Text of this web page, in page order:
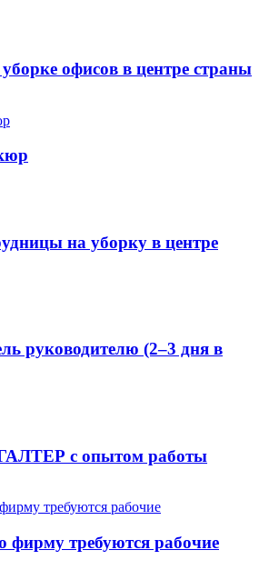
офисов в центре страны
на уборку в центре
руководителю (2–3 дня в
с опытом работы
фирму требуются рабочие